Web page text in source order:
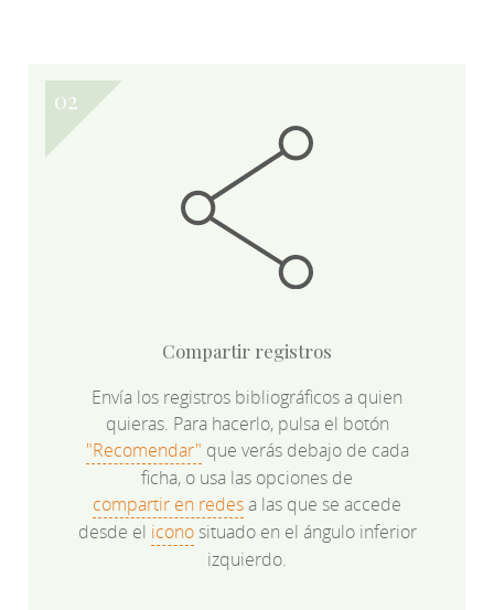
Compartir registros
Envía los registros bibliográficos a quien
quieras. Para hacerlo, pulsa el botón
"Recomendar" que verás debajo de cada
ficha, o usa las opciones de
compartir en redesa las que se accede
desde el iconosituado en el ángulo inferior
izquierdo.